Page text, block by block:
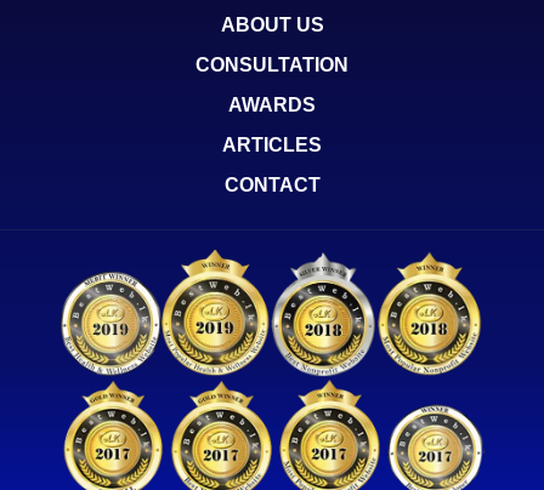
ABOUT US
CONSULTATION
AWARDS
ARTICLES
CONTACT